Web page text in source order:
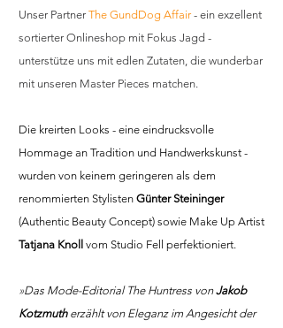
Unser Partner The GundDog Affair - ein exzellent
sortierter Onlineshop mit Fokus Jagd -
unterstütze uns mit edlen Zutaten, die wunderbar
mit unseren Master Pieces matchen.
Die kreirten Looks - eine eindrucksvolle
Hommage an Tradition und Handwerkskunst -
wurden von keinem geringeren als dem
renommierten Stylisten Günter Steininger
(Authentic Beauty Concept) sowie Make Up Artist
Tatjana Knoll vom Studio Fell perfektioniert.
»Das Mode-Editorial The Huntress von Jakob
Kotzmuth erzählt von Eleganz im Angesicht der